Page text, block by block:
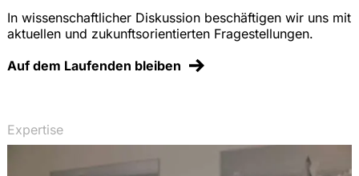
In wissenschaftlicher Diskussion beschäftigen wir uns mit
aktuellen und zukunftsorientierten Fragestellungen.
Auf dem Laufenden bleiben
Expertise